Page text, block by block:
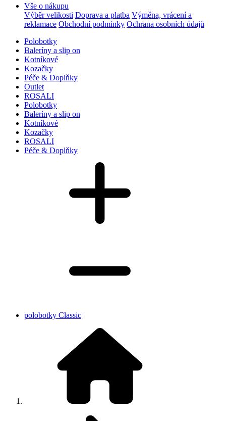
Vše o nákupu
Výběr velikosti Doprava a platba Výměna, vrácení a
reklamace Obchodní podmínky Ochrana osobních údajů
Polobotky
Baleríny a slip on
Kotníkové
Kozačky
Péče & Doplňky
Outlet
ROSALI
Polobotky
Baleríny a slip on
Kotníkové
Kozačky
ROSALI
Péče & Doplňky
polobotky Classic